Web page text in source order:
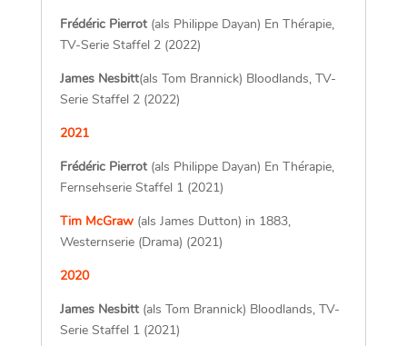
Thrillerserie (2022)
Frédéric Pierrot(als Philippe Dayan) En Thérapie,
TV-Serie Staffel 2 (2022)
James Nesbitt(als Tom Brannick) Bloodlands, TV-
Serie Staffel 2 (2022)
2021
Frédéric Pierrot(als Philippe Dayan) En Thérapie,
Fernsehserie Staffel 1 (2021)
Tim McGraw(als James Dutton) in 1883,
Westernserie (Drama) (2021)
2020
James Nesbitt(als Tom Brannick) Bloodlands, TV-